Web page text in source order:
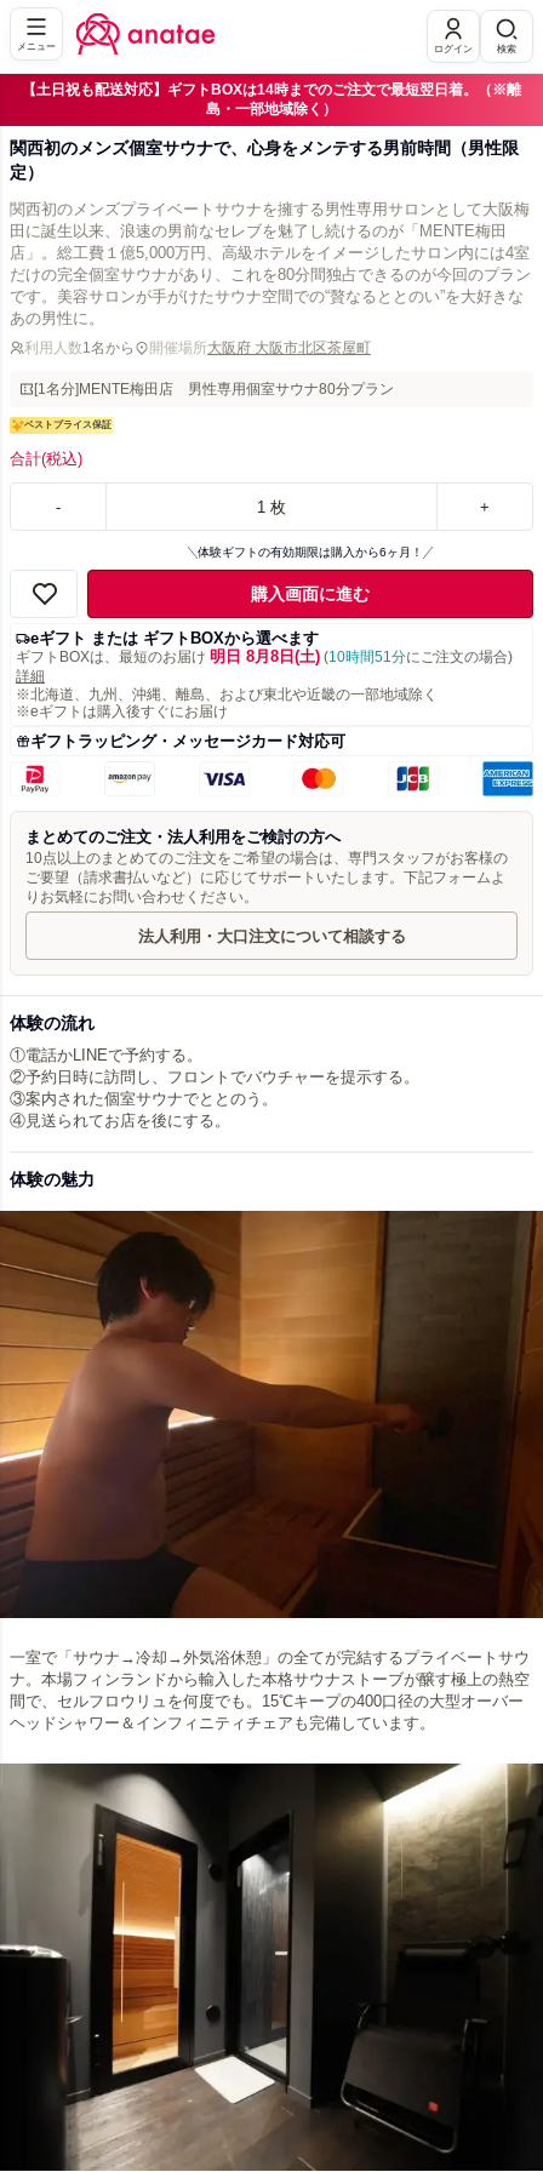
メニュー ログイン 検索
【土日祝も配送対応】ギフトBOXは14時までのご注文で最短翌日着。（※離
島・一部地域除く）
関西初のメンズ個室サウナで、心身をメンテする男前時間（男性限
定）
関西初のメンズプライベートサウナを擁する男性専用サロンとして大阪梅
田に誕生以来、浪速の男前なセレブを魅了し続けるのが「MENTE梅田
店」。総工費１億5,000万円、高級ホテルをイメージしたサロン内には4室
だけの完全個室サウナがあり、これを80分間独占できるのが今回のプラン
です。美容サロンが手がけたサウナ空間での“贅なるととのい”を大好きな
あの男性に。
利用人数1名から 開催場所大阪府 大阪市北区茶屋町
[1名分]MENTE梅田店 男性専用個室サウナ80分プラン
ベストプライス保証
合計(税込)
- 1 枚 +
体験ギフトの有効期限は購入から6ヶ月！
購入画面に進む
eギフト または ギフトBOXから選べます
ギフトBOXは、最短のお届け 明日 8月8日(土) (10時間51分にご注文の場合)
詳細
※北海道、九州、沖縄、離島、および東北や近畿の一部地域除く
※eギフトは購入後すぐにお届け
ギフトラッピング・メッセージカード対応可
まとめてのご注文・法人利用をご検討の方へ
10点以上のまとめてのご注文をご希望の場合は、専門スタッフがお客様の
ご要望（請求書払いなど）に応じてサポートいたします。下記フォームよ
りお気軽にお問い合わせください。
法人利用・大口注文について相談する
体験の流れ
①電話かLINEで予約する。
②予約日時に訪問し、フロントでバウチャーを提示する。
③案内された個室サウナでととのう。
④見送られてお店を後にする。
体験の魅力
一室で「サウナ→冷却→外気浴休憩」の全てが完結するプライベートサウ
ナ。本場フィンランドから輸入した本格サウナストーブが醸す極上の熱空
間で、セルフロウリュを何度でも。15℃キープの400口径の大型オーバー
ヘッドシャワー＆インフィニティチェアも完備しています。